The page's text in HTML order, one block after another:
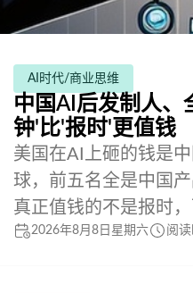
AI时代/商业思维
中国AI后发制人、
钟'比'报时'更值钱
美国在AI上砸的钱是
球，前五名全是中国
真正值钱的不是报时
2026年8月8日星期六 阅